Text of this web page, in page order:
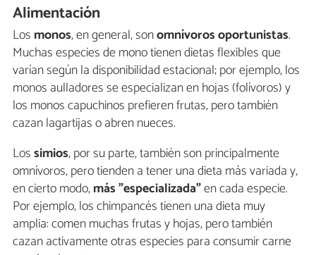
Alimentación
Los monos, en general, sonomnívoros oportunistas.
Muchas especies de mono tienen dietas flexibles que
varían según la disponibilidad estacional; por ejemplo, los
monos aulladores se especializan en hojas (folívoros) y
los monos capuchinos prefieren frutas, pero también
cazan lagartijas o abren nueces.
Lossimios, por su parte, también son principalmente
omnívoros, pero tienden a tener una dieta más variada y,
en cierto modo,más "especializada"en cada especie.
Por ejemplo, los chimpancés tienen una dieta muy
amplia: comen muchas frutas y hojas, pero también
cazan activamente otras especies para consumir carne